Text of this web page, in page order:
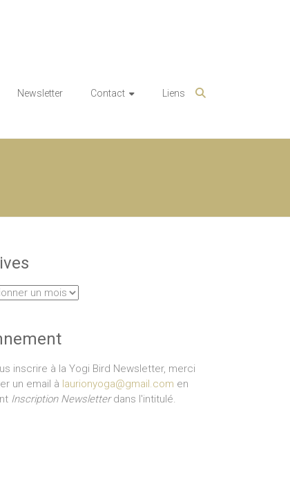
Newsletter Contact Liens
inscrire à la Yogi Bird Newsletter, merci
un email à laurionyoga@gmail.com en
Inscription Newsletterdans l'intitulé.